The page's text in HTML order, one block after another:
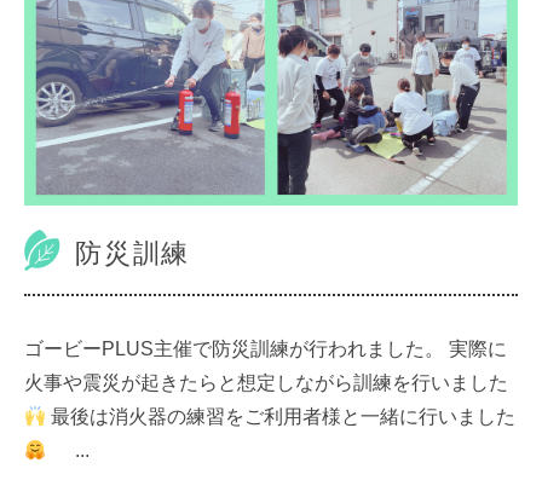
防災訓練
ゴービーPLUS主催で防災訓練が行われました。 実際に
火事や震災が起きたらと想定しながら訓練を行いました
最後は消火器の練習をご利用者様と一緒に行いました
...